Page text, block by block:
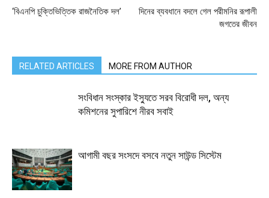
‘বিএনপি চুক্তিভিত্তিক রাজনৈতিক দল’
দিনের ব্যবধানে বদলে গেল পরীমনির রূপালী
জগতের জীবন
RELATED ARTICLES MORE FROM AUTHOR
সংবিধান সংস্কার ইস্যুতে সরব বিরোধী দল, অন্য
কমিশনের সুপারিশে নীরব সবাই
আগামী বছর সংসদে বসবে নতুন সাউন্ড সিস্টেম